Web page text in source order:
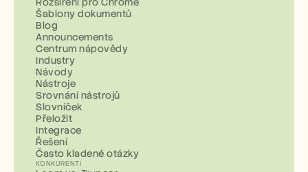
Šablony dokumentů
Blog
Announcements
Centrum nápovědy
Industry
Návody
Nástroje
Srovnání nástrojů
Slovníček
Přeložit
Integrace
Řešení
Často kladené otázky
KONKURENTI